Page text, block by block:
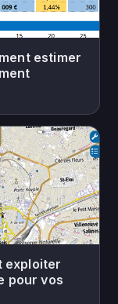
estimer
exploiter
pour vos